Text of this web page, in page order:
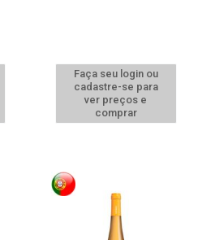
Faça seu login ou
cadastre-se para
ver preços e
comprar